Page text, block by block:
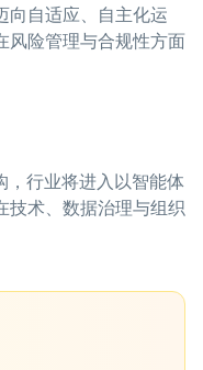
向自适应、自主化运
风险管理与合规性方面
，行业将进入以智能体
技术、数据治理与组织